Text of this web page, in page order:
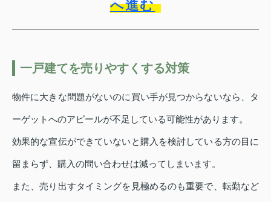
へ進む
一戸建てを売りやすくする対策
物件に大きな問題がないのに買い手が見つからないなら、タ
ーゲットへのアピールが不足している可能性があります。
効果的な宣伝ができていないと購入を検討している方の目に
留まらず、購入の問い合わせは減ってしまいます。
また、売り出すタイミングを見極めるのも重要で、転勤など